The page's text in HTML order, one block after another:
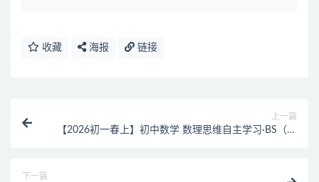
收藏 海报 链接
上一篇
【2026初一春上】初中数学 数理思维自主学习·BS（一
下一篇